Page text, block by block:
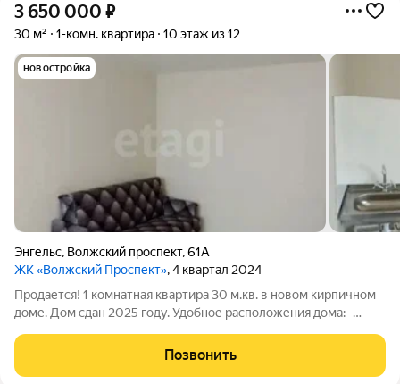
3 650 000 ₽
30 м² 1-комн. квартира 10 этаж из 12
новостройка
Энгельс, Волжский проспект,61А
ЖК «Волжский Проспект», 4 квартал 2024
Продается! 1 комнатная квартира 30 м.кв. в новом кирпичном
доме. Дом сдан 2025 году. Удобное расположения дома: -
Волги - транспортная остановка ( до центра всего 10 минут) В
квартире выполнен
Позвонить